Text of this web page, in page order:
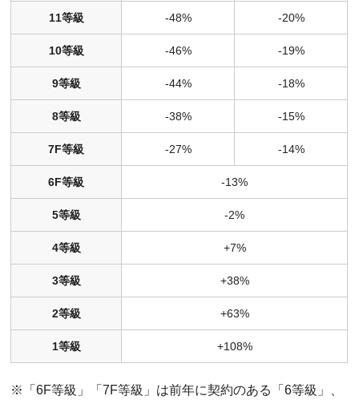
11等級 -48% -20%
10等級 -46% -19%
9等級 -44% -18%
8等級 -38% -15%
7F等級 -27% -14%
6F等級 -13%
5等級 -2%
4等級 +7%
3等級 +38%
2等級 +63%
1等級 +108%
※「6F等級」「7F等級」は前年に契約のある「6等級」、